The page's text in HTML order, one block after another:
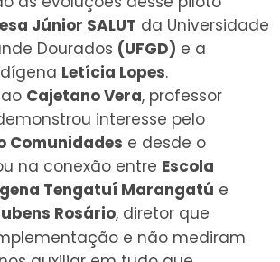
Júnior SALUT da Universidade
Dourados (UFGD) e a
Letícia Lopes.
Cajetano Vera, professor
interesse pelo
Comunidades e desde o
na conexão entre Escola
Tengatuí Marangatú e
Rosário, diretor que
e não mediram